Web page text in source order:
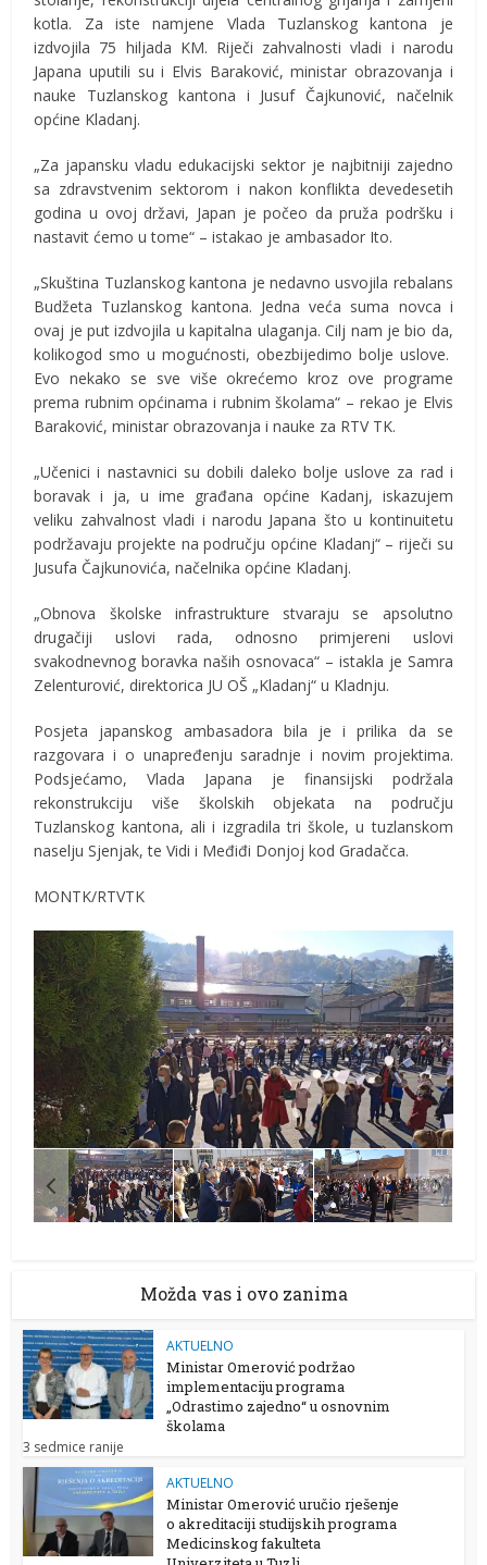
kotla. Za iste namjene Vlada Tuzlanskog kantona je
izdvojila 75 hiljada KM. Riječi zahvalnosti vladi i narodu
Japana uputili su i Elvis Baraković, ministar obrazovanja i
nauke Tuzlanskog kantona i Jusuf Čajkunović, načelnik
općine Kladanj.
„Za japansku vladu edukacijski sektor je najbitniji zajedno
sa zdravstvenim sektorom i nakon konflikta devedesetih
godina u ovoj državi, Japan je počeo da pruža podršku i
nastavit ćemo u tome“ – istakao je ambasador Ito.
„Skuština Tuzlanskog kantona je nedavno usvojila rebalans
Budžeta Tuzlanskog kantona. Jedna veća suma novca i
ovaj je put izdvojila u kapitalna ulaganja. Cilj nam je bio da,
kolikogod smo u mogućnosti, obezbijedimo bolje uslove.
Evo nekako se sve više okrećemo kroz ove programe
prema rubnim općinama i rubnim školama“ – rekao je Elvis
Baraković, ministar obrazovanja i nauke za RTV TK.
„Učenici i nastavnici su dobili daleko bolje uslove za rad i
boravak i ja, u ime građana općine Kadanj, iskazujem
veliku zahvalnost vladi i narodu Japana što u kontinuitetu
podržavaju projekte na području općine Kladanj“ – riječi su
Jusufa Čajkunovića, načelnika općine Kladanj.
„Obnova školske infrastrukture stvaraju se apsolutno
drugačiji uslovi rada, odnosno primjereni uslovi
svakodnevnog boravka naših osnovaca“ – istakla je Samra
Zelenturović, direktorica JU OŠ „Kladanj“ u Kladnju.
Posjeta japanskog ambasadora bila je i prilika da se
razgovara i o unapređenju saradnje i novim projektima.
Podsjećamo, Vlada Japana je finansijski podržala
rekonstrukciju više školskih objekata na području
Tuzlanskog kantona, ali i izgradila tri škole, u tuzlanskom
naselju Sjenjak, te Vidi i Međiđi Donjoj kod Gradačca.
MONTK/RTVTK
Možda vas i ovo zanima
AKTUELNO
Ministar Omerović podržao
implementaciju programa
„Odrastimo zajedno“ u osnovnim
školama
3 sedmice ranije
AKTUELNO
Ministar Omerović uručio rješenje
o akreditaciji studijskih programa
Medicinskog fakulteta